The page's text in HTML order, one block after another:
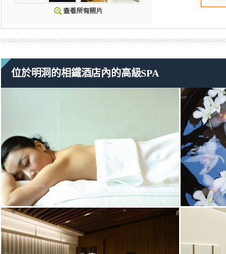
位於明洞的相鐵酒店內的高級SPA